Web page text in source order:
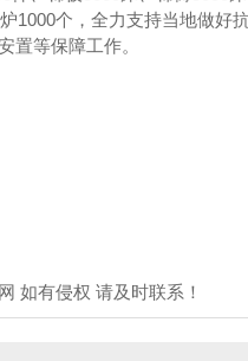
炉1000个，全力支持当地做好
等保障工作。
如有侵权 请及时联系！